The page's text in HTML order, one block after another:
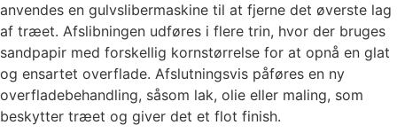
anvendes en gulvslibermaskine til at fjerne det øverste lag
af træet. Afslibningen udføres i flere trin, hvor der bruges
sandpapir med forskellig kornstørrelse for at opnå en glat
og ensartet overflade. Afslutningsvis påføres en ny
overfladebehandling, såsom lak, olie eller maling, som
beskytter træet og giver det et flot finish.